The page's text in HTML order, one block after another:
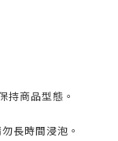
持商品型態。
長時間浸泡。